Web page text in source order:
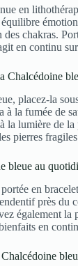
en
chakras.
en continu
Chalcédoine
placez-la
à la fumée de
la lumière de
pierres
bleue au
en
près du
également la
en